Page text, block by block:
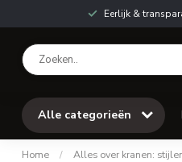
Eerlijk &
Alle categorieën
Home / Alles over kranen: